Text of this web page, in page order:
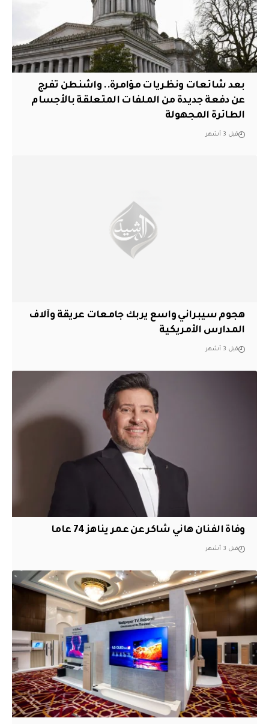
بعد شائعات ونظريات مؤامرة.. واشنطن تفرج
عن دفعة جديدة من الملفات المتعلقة بالأجسام
الطائرة المجهولة
قبل 3 أشهر
هجوم سيبراني واسع يربك جامعات عريقة وآلاف
المدارس الأمريكية
قبل 3 أشهر
وفاة الفنان هاني شاكر عن عمر يناهز 74 عاما
قبل 3 أشهر